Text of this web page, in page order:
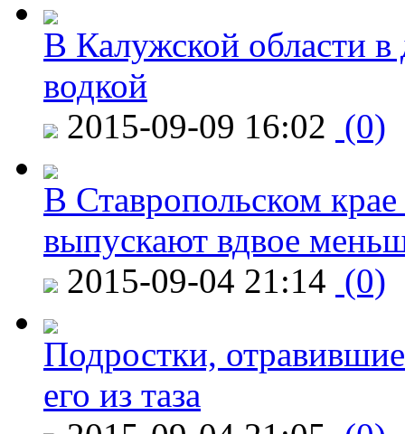
В Калужской области в
водкой
2015-09-09 16:02 (0)
В Ставропольском
выпускают вдвое
2015-09-04 21:14 (0)
Подростки,
его из таза